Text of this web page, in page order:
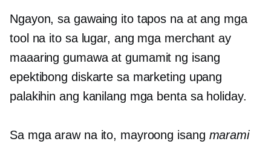
Ngayon, sa gawaing ito tapos na at ang mga
tool na ito sa lugar, ang mga merchant ay
maaaring gumawa at gumamit ng isang
epektibong diskarte sa marketing upang
palakihin ang kanilang mga benta sa holiday.
Sa mga araw na ito, mayroong isang marami